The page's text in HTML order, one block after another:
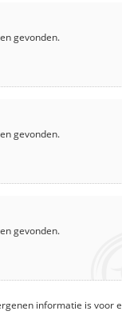
gevonden.
gevonden.
gevonden.
informatie is voor